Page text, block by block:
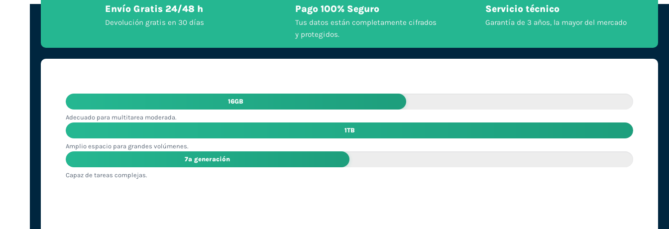
Envío Gratis 24/48 h
Devolución gratis en 30 días
Pago 100% Seguro
Tus datos están completamente cifrados
y protegidos.
Servicio técnico
Garantía de 3 años, la mayor del mercado
16GB
Adecuado para multitarea moderada.
1TB
Amplio espacio para grandes volúmenes.
7ª generación
Capaz de tareas complejas.